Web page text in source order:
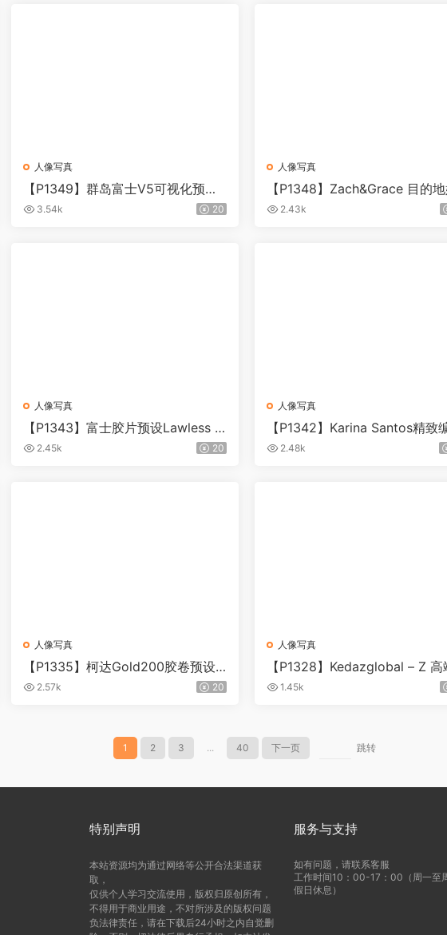
人像写真
【P1349】群岛富士V5可视化预设
Cl1ck Match/The Archetype Proc
3.54k 20
人像写真
【P1348】Zach&Grace 目的
礼AI预设
2.43k
人像写真
【P1343】富士胶片预设Lawless E
scape X100VI
2.45k 20
人像写真
【P1342】Karina Santos精致
PS/LR婚礼预设
2.48k
人像写真
【P1335】柯达Gold200胶卷预设M
odern Market Modern Kodak Gol
2.57k 20
人像写真
【P1328】Kedazglobal – Z 高
名人像预设 + 配置文件
1.45k
1 2 3 ... 40 下一页 跳转
特别声明
本站资源均为通过网络等公开合法渠道获
取，
仅供个人学习交流使用，版权归原创所有，
不得用于商业用途，不对所涉及的版权问题
负法律责任，请在下载后24小时之内自觉删
服务与支持
如有问题，请联系客服
工作时间10：00-17：00（周一至
假日休息）